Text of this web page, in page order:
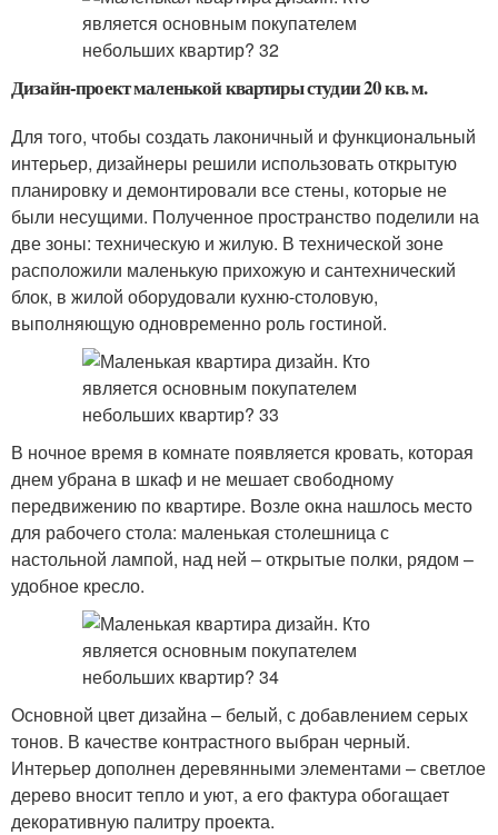
Дизайн-проект маленькой квартиры студии 20 кв. м.
Для того, чтобы создать лаконичный и функциональный
интерьер, дизайнеры решили использовать открытую
планировку и демонтировали все стены, которые не
были несущими. Полученное пространство поделили на
две зоны: техническую и жилую. В технической зоне
расположили маленькую прихожую и сантехнический
блок, в жилой оборудовали кухню-столовую,
выполняющую одновременно роль гостиной.
В ночное время в комнате появляется кровать, которая
днем убрана в шкаф и не мешает свободному
передвижению по квартире. Возле окна нашлось место
для рабочего стола: маленькая столешница с
настольной лампой, над ней – открытые полки, рядом –
удобное кресло.
Основной цвет дизайна – белый, с добавлением серых
тонов. В качестве контрастного выбран черный.
Интерьер дополнен деревянными элементами – светлое
дерево вносит тепло и уют, а его фактура обогащает
декоративную палитру проекта.